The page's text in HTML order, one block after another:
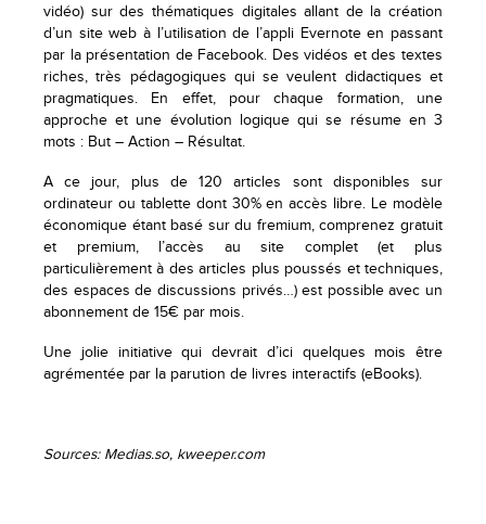
vidéo) sur des thématiques digitales allant de la création
d’un site web à l’utilisation de l’appli Evernote en passant
par la présentation de Facebook. Des vidéos et des textes
riches, très pédagogiques qui se veulent didactiques et
pragmatiques. En effet, pour chaque formation, une
approche et une évolution logique qui se résume en 3
mots : But – Action – Résultat.
A ce jour, plus de 120 articles sont disponibles sur
ordinateur ou tablette dont 30% en accès libre. Le modèle
économique étant basé sur du fremium, comprenez gratuit
et premium, l’accès au site complet (et plus
particulièrement à des articles plus poussés et techniques,
des espaces de discussions privés…) est possible avec un
abonnement de 15€ par mois.
Une jolie initiative qui devrait d’ici quelques mois être
agrémentée par la parution de livres interactifs (eBooks).
Sources: Medias.so, kweeper.com